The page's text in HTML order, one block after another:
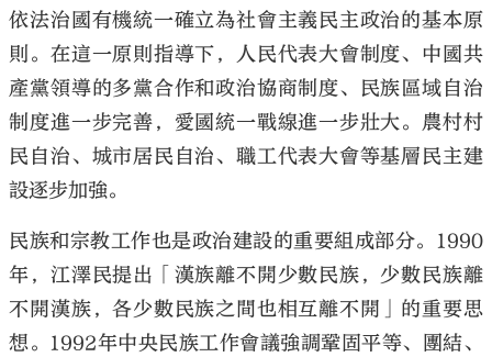
依法治國有機統一確立為社會主義民主政治的基本原
則。在這一原則指導下，人民代表大會制度、中國共
產黨領導的多黨合作和政治協商制度、民族區域自治
制度進一步完善，愛國統一戰線進一步壯大。農村村
民自治、城市居民自治、職工代表大會等基層民主建
設逐步加強。
民族和宗教工作也是政治建設的重要組成部分。1990
年，江澤民提出「漢族離不開少數民族，少數民族離
不開漢族，各少數民族之間也相互離不開」的重要思
想。1992年中央民族工作會議強調鞏固平等、團結、